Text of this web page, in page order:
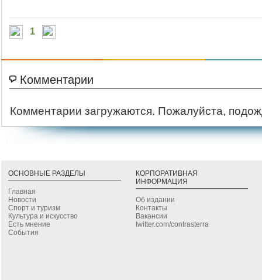
1
Комментарии
Комментарии загружаются. Пожалуйста,
ОСНОВНЫЕ РАЗДЕЛЫ
Главная
Новости
Спорт и туризм
Культура и искусство
Есть мнение
События
КОРПОРАТИВНАЯ
ИНФОРМАЦИЯ
Об издании
Контакты
Вакансии
twitter.com/contrasterra